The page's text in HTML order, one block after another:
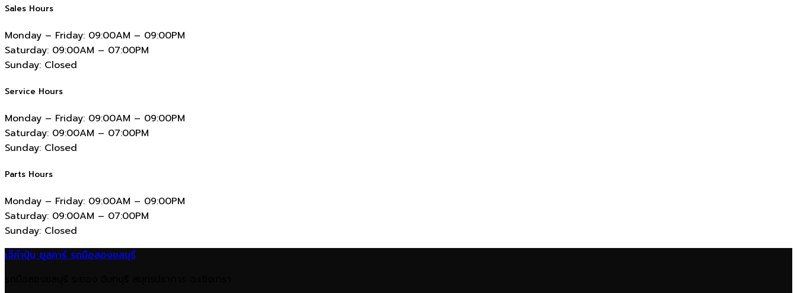
Sales Hours
Monday – Friday: 09:00AM – 09:00PM
Saturday: 09:00AM – 07:00PM
Sunday: Closed
Service Hours
Monday – Friday: 09:00AM – 09:00PM
Saturday: 09:00AM – 07:00PM
Sunday: Closed
Parts Hours
Monday – Friday: 09:00AM – 09:00PM
Saturday: 09:00AM – 07:00PM
Sunday: Closed
เจ๊คำปุ่น ยูสคาร์ รถมือสองชลบุรี